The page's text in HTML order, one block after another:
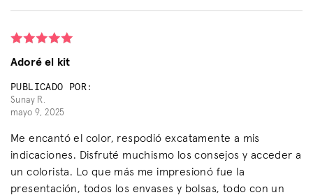
Adoré el kit
PUBLICADO POR:
Sunay R.
mayo 9, 2025
Me encantó el color, respodió excatamente a mis
indicaciones. Disfruté muchismo los consejos y acceder a
un colorista. Lo que más me impresionó fue la
presentación, todos los envases y bolsas, todo con un